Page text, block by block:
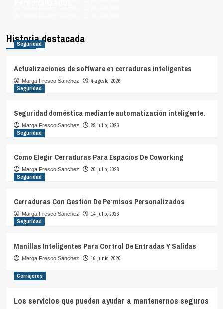
Historia destacada
Seguridad
Actualizaciones de software en cerraduras inteligentes
Marga Fresco Sanchez
4 agosto, 2026
Seguridad
Seguridad doméstica mediante automatización inteligente.
Marga Fresco Sanchez
29 julio, 2026
Seguridad
Cómo Elegir Cerraduras Para Espacios De Coworking
Marga Fresco Sanchez
20 julio, 2026
Seguridad
Cerraduras Con Gestión De Permisos Personalizados
Marga Fresco Sanchez
14 julio, 2026
Seguridad
Manillas Inteligentes Para Control De Entradas Y Salidas
Marga Fresco Sanchez 16 junio, 2026
Cerrajeros
Los servicios que pueden ayudar a mantenernos seguros